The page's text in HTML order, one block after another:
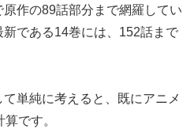
作の89話部分まで網羅してい
である14巻には、152話まで
単純に考えると、既にアニメ
です。